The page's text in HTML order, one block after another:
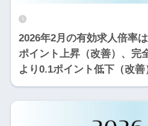
2026年2月の有効求人倍率
ポイント上昇（改善）、完
より0.1ポイント低下（改善